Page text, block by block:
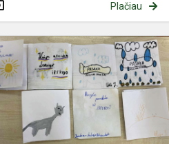
Plačiau